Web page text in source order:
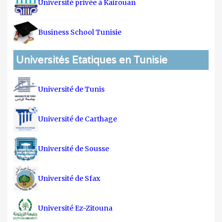
Université privée à Kairouan
Business School Tunisie
Universités Etatiques en Tunisie
Université de Tunis
Université de Carthage
Université de Sousse
Université de Sfax
Université Ez-Zitouna